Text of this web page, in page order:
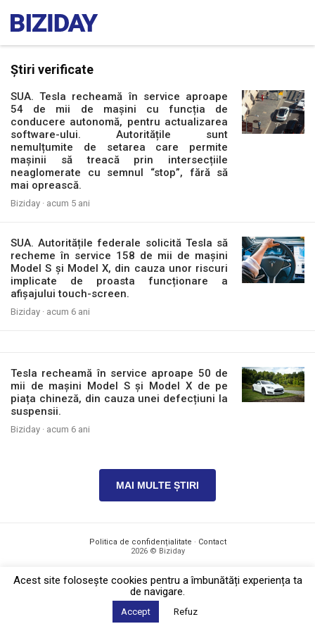
Știri verificate
SUA. Tesla recheamă în service aproape
54 de mii de mașini cu funcția de
conducere autonomă, pentru actualizarea
software-ului. Autoritățile sunt
nemulțumite de setarea care permite
mașinii să treacă prin intersecțiile
neaglomerate cu semnul “stop”, fără să
mai oprească.
Biziday · acum 5 ani
SUA. Autoritățile federale solicită Tesla să
recheme în service 158 de mii de mașini
Model S și Model X, din cauza unor riscuri
implicate de proasta funcționare a
afișajului touch-screen.
Biziday · acum 6 ani
Tesla recheamă în service aproape 50 de
mii de mașini Model S și Model X de pe
piața chineză, din cauza unei defecțiuni la
suspensii.
Biziday · acum 6 ani
MAI MULTE ȘTIRI
Politica de confidențialitate · Contact
2026 © Biziday
Acest site foloseşte cookies pentru a îmbunătăți experiența ta
de navigare.
Accept Refuz